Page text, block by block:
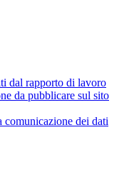
dal rapporto di lavoro
da pubblicare sul sito
comunicazione dei dati